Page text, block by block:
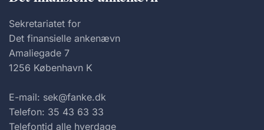
Sekretariatet for
Det finansielle ankenævn
Amaliegade 7
1256 København K
E-mail: sek@fanke.dk
Telefon: 35 43 63 33
Telefontid alle hverdage